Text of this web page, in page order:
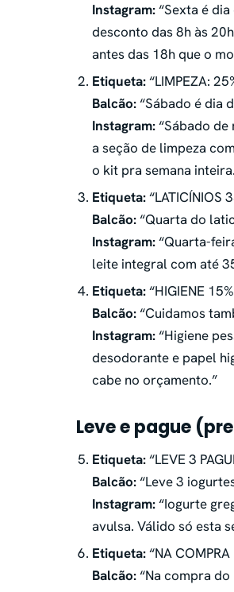
Instagram:“Sexta é
desconto das 8h às
antes das 18h que o
Etiqueta:“LIMPEZA:
Balcão:“Sábado é dia
Instagram:“Sábado
a seção de limpeza
o kit pra semana
Etiqueta:“LATICÍNIOS
Balcão:“Quarta do
Instagram:“Quarta-
leite integral com até
Etiqueta:“HIGIENE
Balcão:“Cuidamos
Instagram:“Higiene
desodorante e papel
cabe no orçamento.”
Leve e pague
Etiqueta:“LEVE 3
Balcão:“Leve 3
Instagram:“Iogurte
avulsa. Válido só esta
Etiqueta:“NA
Balcão:“Na compra